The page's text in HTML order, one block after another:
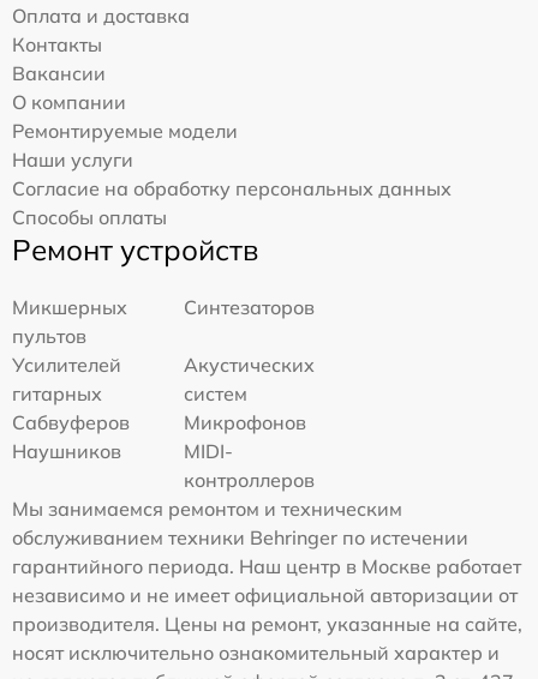
Оплата и доставка
Контакты
Вакансии
О компании
Ремонтируемые модели
Наши услуги
Согласие на обработку персональных данных
Способы оплаты
Ремонт устройств
Микшерных
пультов
Синтезаторов
Усилителей
гитарных
Акустических
систем
Сабвуферов
Микрофонов
Наушников
MIDI-
контроллеров
Мы занимаемся ремонтом и техническим
обслуживанием техники Behringer по истечении
гарантийного периода. Наш центр в Москве работает
независимо и не имеет официальной авторизации от
производителя. Цены на ремонт, указанные на сайте,
носят исключительно ознакомительный характер и